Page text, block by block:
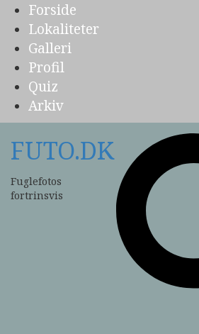
Forside
Lokaliteter
Galleri
Profil
Quiz
Arkiv
FUTO.DK
Fuglefotos
fortrinsvis